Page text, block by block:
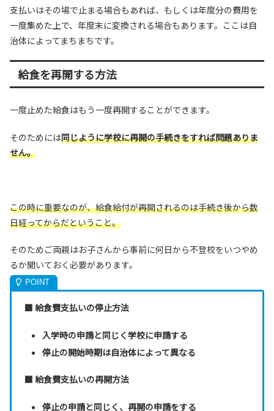
支払いはその場で止まる場合もあれば、もしくは年度分の費用を
一度集めた上で、年度末に変換される場合もあります。ここは自
治体によってまちまちです。
給食を再開する方法
一度止めた給食はもう一度再開することができます。
そのためには同じように学校に再開の手続きをすれば問題ありま
せん。
この時に重要なのが、給食給付が再開されるのは手続き後から数
日経ってからだということ。
そのためご両親はお子さんから事前に何日から不登校をいつやめ
るか聞いておく必要があります。
■ 給食費支払いの停止方法
入学時の申請と同じく学校に申請する
停止の開始時期は自治体によって異なる
■ 給食費支払いの再開方法
停止の申請と同じく、再開の申請をする